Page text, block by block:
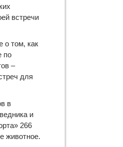
встречи
о том, как
по
–
для
в
и
266
животное.